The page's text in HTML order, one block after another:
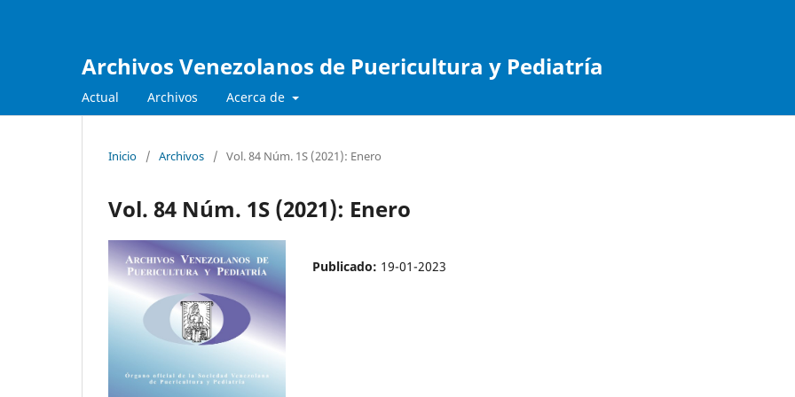
Archivos Venezolanos de Puericultura y Pediatría
Actual Archivos Acerca de
Inicio / Archivos / Vol. 84 Núm. 1S (2021): Enero
Vol. 84 Núm. 1S (2021): Enero
Publicado: 19-01-2023